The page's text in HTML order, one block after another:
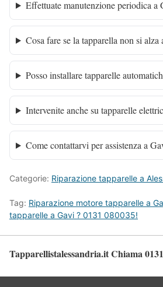
Effettuate manutenzione periodica a
Cosa fare se la tapparella non si alza
Posso installare tapparelle
Intervenite anche su tapparelle
Come contattarvi per assistenza a
Categorie: Riparazione tapparelle a
Tag: Riparazione motore tapparelle a
tapparelle a Gavi ? 0131 080035!
Tapparellistalessandria.it Chiama